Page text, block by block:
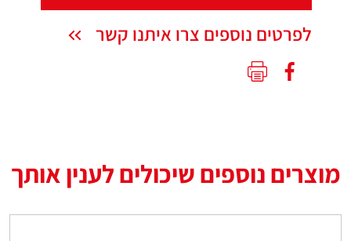
לפרטים נוספים צרו איתנו קשר
מוצרים נוספים שיכולים לענין אותך